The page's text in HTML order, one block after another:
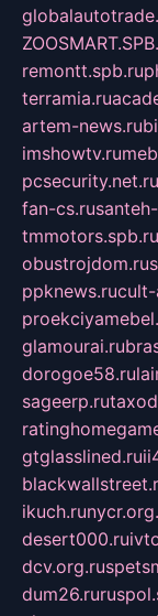
remontt.spb.ru
terramia.ru
artem-news.ru
imshowtv.ru
pcsecurity.net.ru
fan-cs.ru
tmmotors.spb.ru
obustrojdom.ru
ppknews.rucult-
glamourai.ru
dorogoe58.ru
sageerp.ru
gtglasslined.ru
ikuch.ru
desert000.ru
dcv.org.ru
dum26.ru